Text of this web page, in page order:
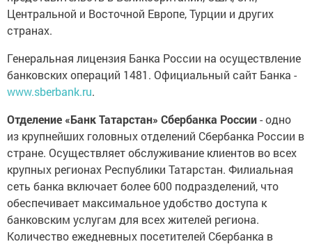
Центральной и Восточной Европе, Турции и других
странах.
Генеральная лицензия Банка России на осуществление
банковских операций 1481. Официальный сайт Банка -
www.sberbank.ru.
Отделение «Банк Татарстан» Сбербанка России- одно
из крупнейших головных отделений Сбербанка России в
стране. Осуществляет обслуживание клиентов во всех
крупных регионах Республики Татарстан. Филиальная
сеть банка включает более 600 подразделений, что
обеспечивает максимальное удобство доступа к
банковским услугам для всех жителей региона.
Количество ежедневных посетителей Сбербанка в